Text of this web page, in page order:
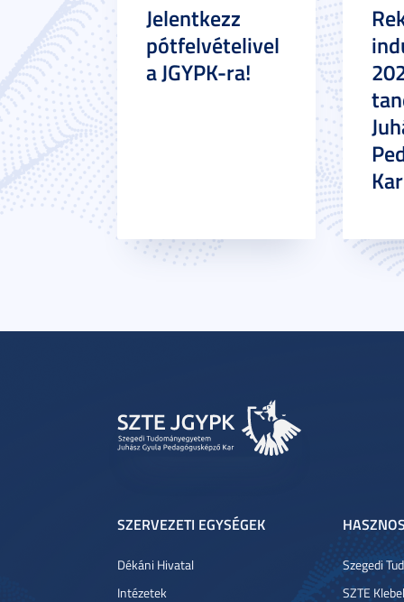
Jelentkezz
pótfelvételivel
a JGYPK-ra!
SZERVEZETI EGYSÉGEK
Dékáni Hivatal
Intézetek
Szegedi
SZTE